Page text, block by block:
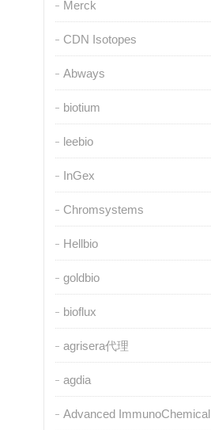
Merck
CDN Isotopes
Abways
biotium
leebio
InGex
Chromsystems
Hellbio
goldbio
bioflux
agrisera代理
agdia
Advanced ImmunoChemical